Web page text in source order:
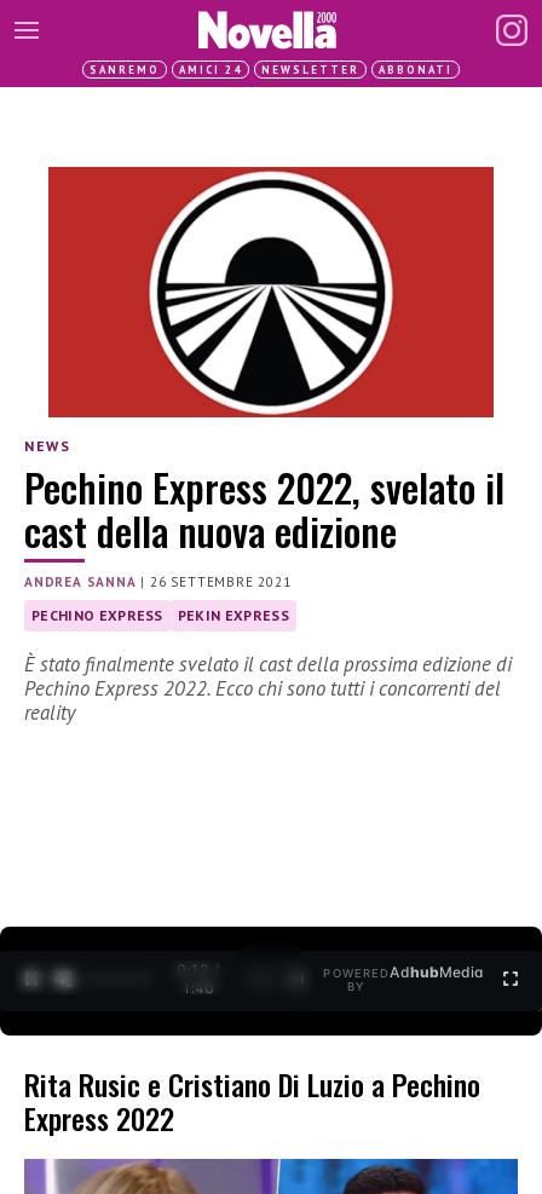
SANREMO AMICI 24 NEWSLETTER ABBONATI
NEWS
Pechino Express 2022, svelato il
cast della nuova edizione
ANDREA SANNA |26 SETTEMBRE 2021
PECHINO EXPRESS PEKIN EXPRESS
È stato finalmente svelato il cast della prossima edizione di
Pechino Express 2022. Ecco chi sono tutti i concorrenti del
reality
0:12 /
1:40
POWERED
BY
AdhubMedia
Rita Rusic e Cristiano Di Luzio a Pechino
Express 2022